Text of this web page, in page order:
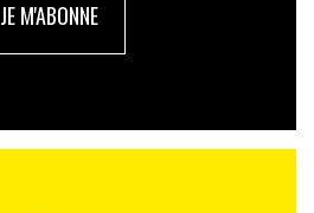
JE M'ABONNE